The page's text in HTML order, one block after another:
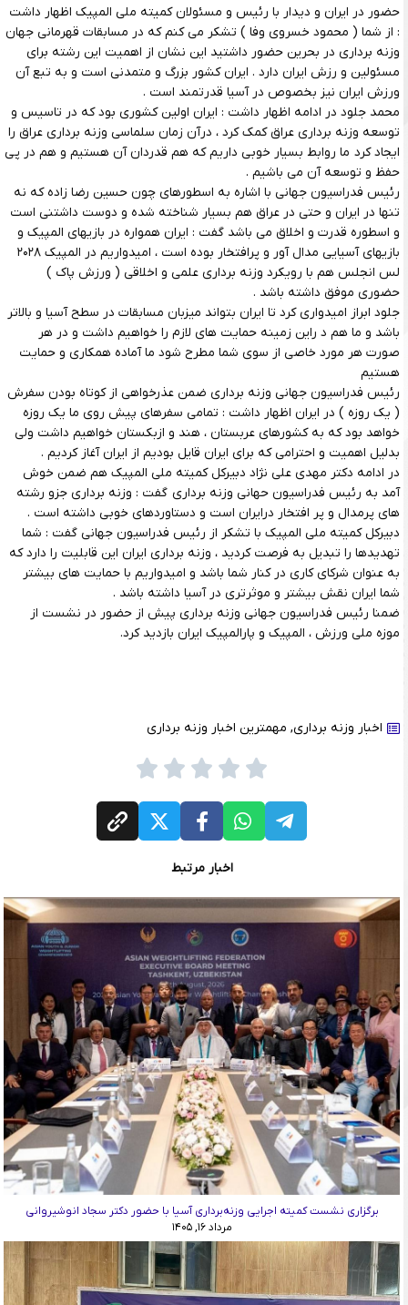
حضور در ایران و دیدار با رئیس و مسئولان کمیته ملی المپیک اظهار داشت
: از شما ( محمود خسروی وفا ) تشکر می کنم که در مسابقات قهرمانی جهان
وزنه برداری در بحرین حضور داشتید این نشان از اهمیت این رشته برای
مسئولین و رزش ایران دارد . ایران کشور بزرگ و متمدنی است و به تبع آن
ورزش ایران نیز بخصوص در آسیا قدرتمند است .
محمد جلود در ادامه اظهار داشت : ایران اولین کشوری بود که در تاسیس و
توسعه وزنه برداری عراق کمک کرد ، درآن زمان سلماسی وزنه برداری عراق را
ایجاد کرد ما روابط بسیار خوبی داریم که هم قدردان آن هستیم و هم در پی
حفظ و توسعه آن می باشیم .
رئیس فدراسیون جهانی با اشاره به اسطورهای چون حسین رضا زاده که نه
تنها در ایران و حتی در عراق هم بسیار شناخته شده و دوست داشتنی است
و اسطوره قدرت و اخلاق می باشد گفت : ایران همواره در بازیهای المپیک و
بازیهای آسیایی مدال آور و پرافتخار بوده است ، امیدواریم در المپیک ۲۰۲۸
لس انجلس هم با رویکرد وزنه برداری علمی و اخلاقی ( ورزش پاک )
حضوری موفق داشته باشد .
جلود ابراز امیدواری کرد تا ایران بتواند میزبان مسابقات در سطح آسیا و بالاتر
باشد و ما هم د راین زمینه حمایت های لازم را خواهیم داشت و در هر
صورت هر مورد خاصی از سوی شما مطرح شود ما آماده همکاری و حمایت
هستیم
رئیس فدراسیون جهانی وزنه برداری ضمن عذرخواهی از کوتاه بودن سفرش
( یک روزه ) در ایران اظهار داشت : تمامی سفرهای پیش روی ما یک روزه
خواهد بود که به کشورهای عربستان ، هند و ازبکستان خواهیم داشت ولی
بدلیل اهمیت و احترامی که برای ایران قایل بودیم از ایران آغاز کردیم .
در ادامه دکتر مهدی علی نژاد دبیرکل کمیته ملی المپیک هم ضمن خوش
آمد به رئیس فدراسیون حهانی وزنه برداری گفت : وزنه برداری جزو رشته
های پرمدال و پر افتخار درایران است و دستاوردهای خوبی داشته است .
دبیرکل کمیته ملی المپیک با تشکر از رئیس فدراسیون جهانی گفت : شما
تهدیدها را تبدیل به فرصت کردید ، وزنه برداری ایران این قابلیت را دارد که
به عنوان شرکای کاری در کنار شما باشد و امیدواریم با حمایت های بیشتر
شما ایران نقش بیشتر و موثرتری در آسیا داشته باشد .
ضمنا رئیس فدراسیون جهانی وزنه برداری پیش از حضور در نشست از
موزه ملی ورزش ، المپیک و پارالمپیک ایران بازدید کرد.
اخبار وزنه برداری, مهمترین اخبار وزنه برداری
اخبار مرتبط
برگزاری نشست کمیته اجرایی وزنه‌برداری آسیا با حضور دکتر سجاد انوشیروانی
مرداد ۱۶, ۱۴۰۵